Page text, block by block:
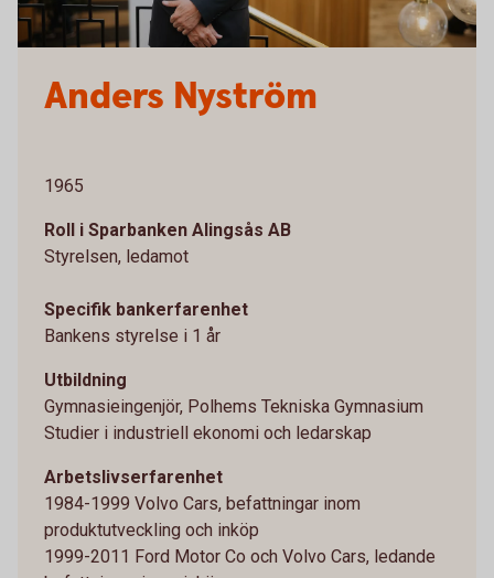
Anders Nyström
1965
Roll i Sparbanken Alingsås AB
Styrelsen, ledamot
Specifik bankerfarenhet
Bankens styrelse i 1 år
Utbildning
Gymnasieingenjör, Polhems Tekniska Gymnasium
Studier i industriell ekonomi och ledarskap
Arbetslivserfarenhet
1984-1999 Volvo Cars, befattningar inom
produktutveckling och inköp
1999-2011 Ford Motor Co och Volvo Cars, ledande